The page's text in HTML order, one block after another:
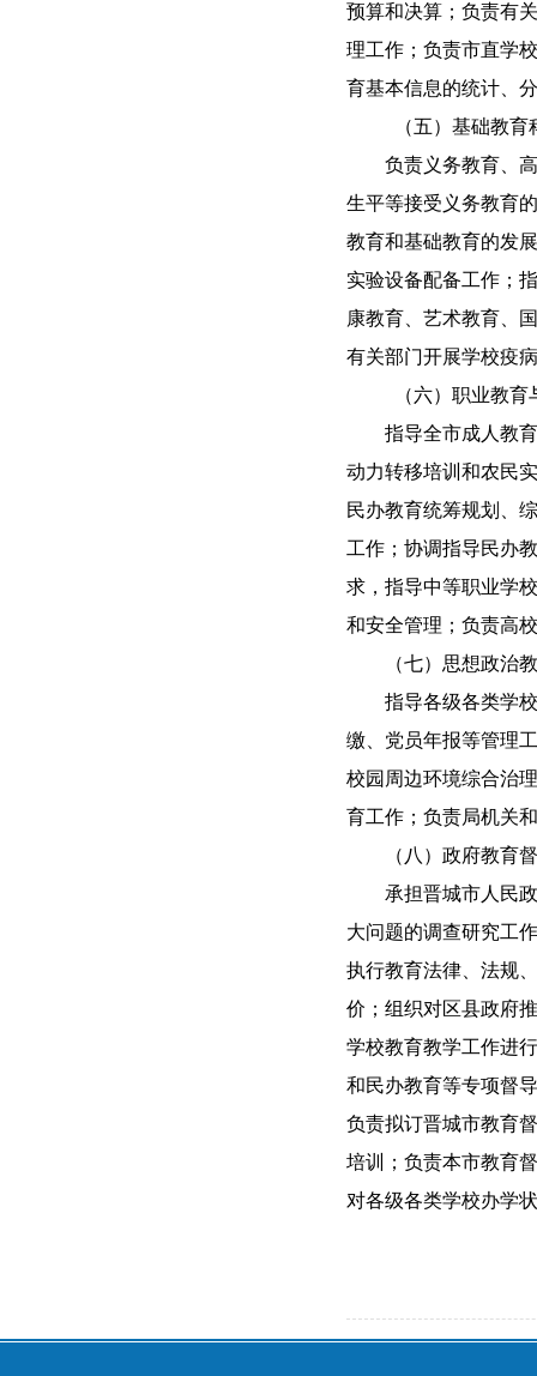
预算和决算；负责有
理工作；负责市直学
育基本信息的统计、
（五）基础教育
负责义务教育、
生平等接受义务教育
教育和基础教育的发
实验设备配备工作；
康教育、艺术教育、
有关部门开展学校疫
（六） 职业教育
指导全市成人教
动力转移培训和农民
民办教育统筹规划、
工作；协调指导民办
求，指导中等职业学
和安全管理；负责高
（七）思想政治
指导各级各类学
缴、党员年报等管理
校园周边环境综合治
育工作；负责局机关
（八）政府教育
承担晋城市人民
大问题的调查研究工
执行教育法律、法规
价；组织对区县政府
学校教育教学工作进
和民办教育等专项督
负责拟订晋城市教育
培训；负责本市教育
对各级各类学校办学